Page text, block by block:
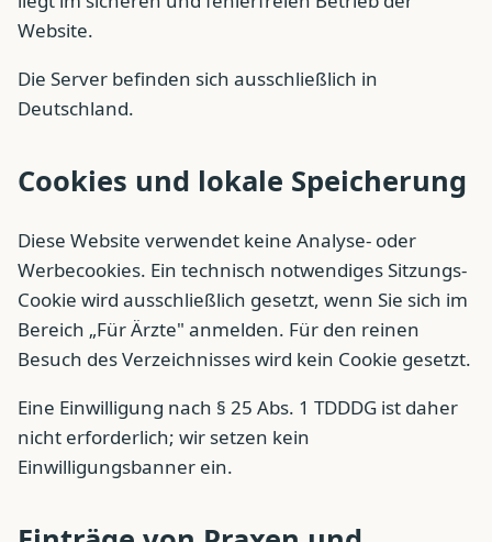
Website.
Die Server befinden sich ausschließlich in
Deutschland.
Cookies und lokale Speicherung
Diese Website verwendet keine Analyse- oder
Werbecookies. Ein technisch notwendiges Sitzungs-
Cookie wird ausschließlich gesetzt, wenn Sie sich im
Bereich „Für Ärzte" anmelden. Für den reinen
Besuch des Verzeichnisses wird kein Cookie gesetzt.
Eine Einwilligung nach § 25 Abs. 1 TDDDG ist daher
nicht erforderlich; wir setzen kein
Einwilligungsbanner ein.